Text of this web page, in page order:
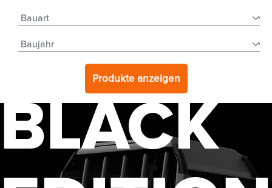
Produkte anzeigen
VarioCage
BLACK